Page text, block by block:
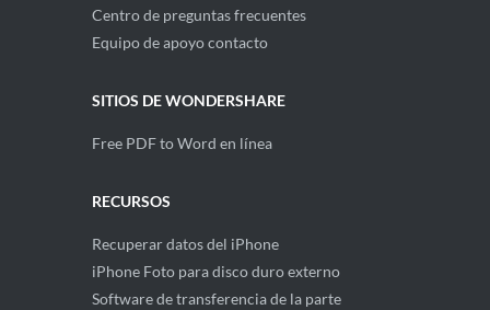
Centro de preguntas frecuentes
Equipo de apoyo contacto
SITIOS DE WONDERSHARE
Free PDF to Word en línea
RECURSOS
Recuperar datos del iPhone
iPhone Foto para disco duro externo
Software de transferencia de la parte